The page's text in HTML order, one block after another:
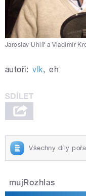
Jaroslav Uhlíř a Vladimír
autoři: vlk, eh
Všechny díly
mujRozhlas